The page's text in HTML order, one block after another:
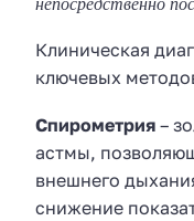
Клиническая
ключевых
Спирометрия –
астмы,
внешнего
снижение